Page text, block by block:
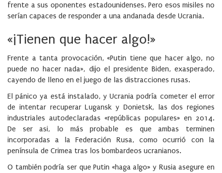
frente a sus oponentes estadounidenses. Pero esos misiles no
serían capaces de responder a una andanada desde Ucrania.
«¡Tienen que hacer algo!»
Frente a tanta provocación, «Putin tiene que hacer algo, no
puede no hacer nada», dijo el presidente Biden, exasperado,
cayendo de lleno en el juego de las distracciones rusas.
El pánico ya está instalado, y Ucrania podría cometer el error
de intentar recuperar Lugansk y Donietsk, las dos regiones
industriales autodeclaradas «repúblicas populares» en 2014.
De ser asi, lo más probable es que ambas terminen
incorporadas a la Federación Rusa, como ocurrió con la
península de Crimea tras los bombardeos ucranianos.
O también podría ser que Putin «haga algo» y Rusia asegure en